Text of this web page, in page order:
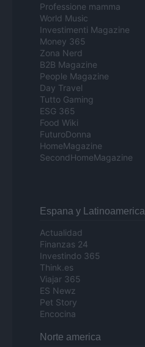
Professione mamma
World Music
Investimenti Magazine
Money 365
Zona Nerd
B2B Magazine
People Magazine
Day Travel
Tutto Gaming
ESG 365
Food Wiki
FuturoDonna
HomeMagazine
SecondHomeMagazine
Espana y Latinoamerica
Actualidad
Finanzas 24
Investindo 365
Think.es
Viajar 365
ES Newz
Pet Story
Encocina
Norte america